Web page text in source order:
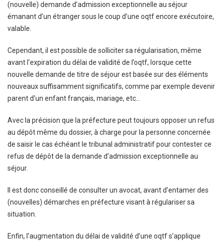
(nouvelle) demande d’admission exceptionnelle au séjour
émanant d’un étranger sous le coup d’une oqtf encore exécutoire,
valable.
Cependant, il est possible de solliciter sa régularisation, même
avant l’expiration du délai de validité de l’oqtf, lorsque cette
nouvelle demande de titre de séjour est basée sur des éléments
nouveaux suffisamment significatifs, comme par exemple devenir
parent d’un enfant français, mariage, etc…
Avec la précision que la préfecture peut toujours opposer un refus
au dépôt même du dossier, à charge pour la personne concernée
de saisir le cas échéant le tribunal administratif pour contester ce
refus de dépôt de la demande d’admission exceptionnelle au
séjour.
Il est donc conseillé de consulter un avocat, avant d’entamer des
(nouvelles) démarches en préfecture visant à régulariser sa
situation.
Enfin, l’augmentation du délai de validité d’une oqtf s’applique